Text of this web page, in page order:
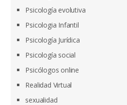
Psicología evolutiva
Psicologia Infantil
Psicología Jurídica
Psicología social
Psicólogos online
Realidad Virtual
sexualidad